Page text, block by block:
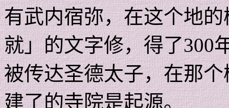
有武内宿弥，在这个地
就」的文字修，得了300
被传达圣德太子，在那
建了的寺院是起源。